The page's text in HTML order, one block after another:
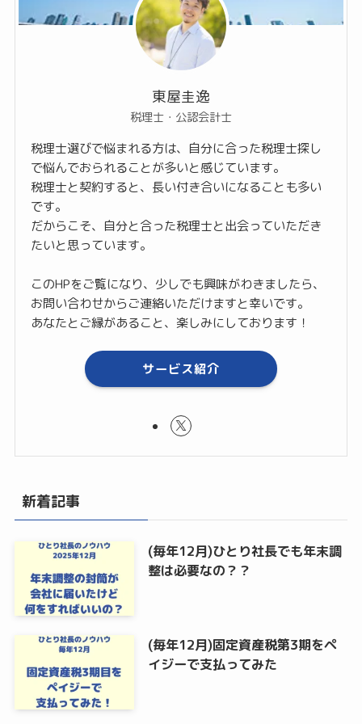
東屋圭逸
税理士・公認会計士
税理士選びで悩まれる方は、自分に合った税理士探し
で悩んでおられることが多いと感じています。
税理士と契約すると、長い付き合いになることも多い
です。
だからこそ、自分と合った税理士と出会っていただき
たいと思っています。
このHPをご覧になり、少しでも興味がわきましたら、
お問い合わせからご連絡いただけますと幸いです。
あなたとご縁があること、楽しみにしております！
サービス紹介
新着記事
(毎年12月)ひとり社長でも年末調
整は必要なの？？
(毎年12月)固定資産税第3期をペ
イジーで支払ってみた